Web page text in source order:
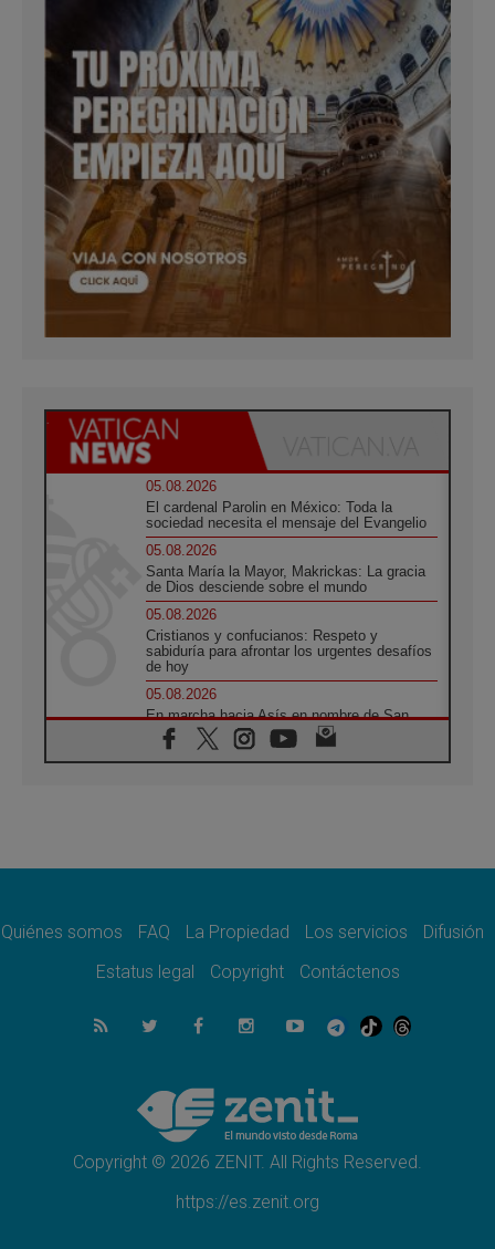
05.08.2026
El cardenal Parolin en México: Toda la
sociedad necesita el mensaje del Evangelio
05.08.2026
Santa María la Mayor, Makrickas: La gracia
de Dios desciende sobre el mundo
05.08.2026
Cristianos y confucianos: Respeto y
sabiduría para afrontar los urgentes desafíos
de hoy
05.08.2026
En marcha hacia Asís en nombre de San
Francisco, a la espera de León
05.08.2026
quienes bendicen la guerra
Ucrania: Ataque masivo en Kyiv durante la
05.08.2026
Colombo: "La visita del Papa a Argentina
05.08.2026
Iglesia en Uruguay: la visita del Papa
fortalecerá la fe y la esperanza
Quiénes somos FAQ La Propiedad Los servicios
Difusión
Estatus legal
Copyright Contáctenos
Copyright © 2026 ZENIT. All Rights Reserved.
https://es.zenit.org